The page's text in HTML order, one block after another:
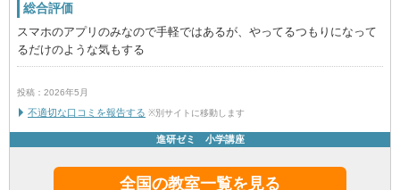
総合評価
スマホのアプリのみなので手軽ではあるが、やってるつもりになって
るだけのような気もする
投稿：2026年5月
不適切な口コミを報告する ※別サイトに移動します
進研ゼミ 小学講座
全国の教室一覧を見る